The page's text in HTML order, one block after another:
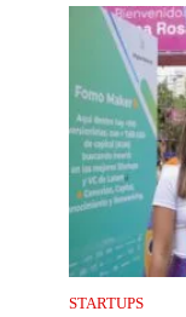
STARTUPS